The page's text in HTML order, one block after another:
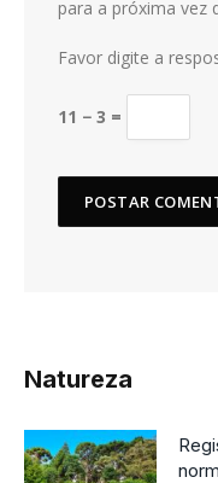
para a próxima vez
Favor digite a
11 − 3 =
Natureza